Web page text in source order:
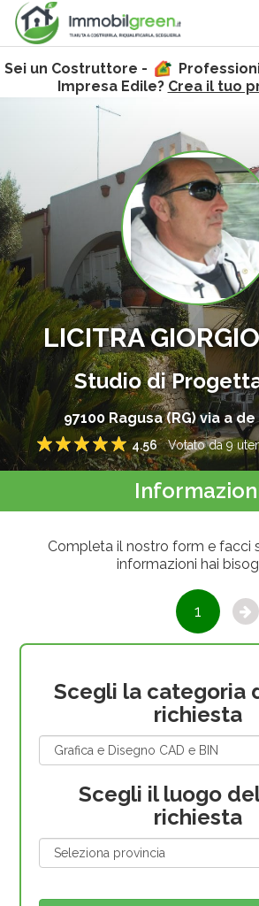
Sei un Costruttore -
Impresa Edile? Crea il tuo
LICITRA
Studio di
97100 Ragusa(RG)via a de
5
4
3
2
1
4.56Votato da9
Completa il nostro form e facci
informazioni hai
1
Scegli la categoria
richiesta
Scegli il luogo
richiesta